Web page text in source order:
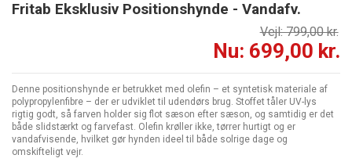
Fritab Eksklusiv Positionshynde - Vandafv.
Vejl: 799,00 kr.
Nu: 699,00 kr.
Denne positionshynde er betrukket med olefin – et syntetisk materiale af
polypropylenfibre – der er udviklet til udendørs brug. Stoffet tåler UV-lys
rigtig godt, så farven holder sig flot sæson efter sæson, og samtidig er det
både slidstærkt og farvefast. Olefin krøller ikke, tørrer hurtigt og er
vandafvisende, hvilket gør hynden ideel til både solrige dage og
omskifteligt vejr.